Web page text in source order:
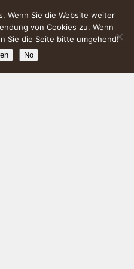
Wenn Sie die Website weiter
von Cookies zu. Wenn
Sie die Seite bitte umgehend!
No